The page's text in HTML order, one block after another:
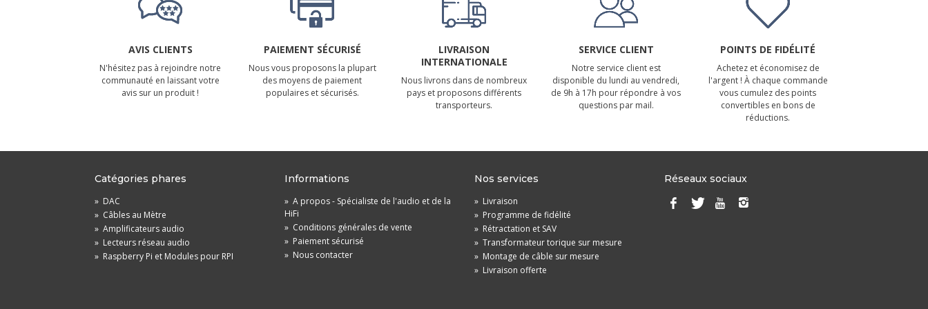
AVIS CLIENTS
N'hésitez pas à rejoindre notre
communauté en laissant votre
avis sur un produit !
PAIEMENT SÉCURISÉ
Nous vous proposons la plupart
des moyens de paiement
populaires et sécurisés.
LIVRAISON
INTERNATIONALE
Nous livrons dans de nombreux
pays et proposons différents
transporteurs.
SERVICE CLIENT
Notre service client est
disponible du lundi au vendredi,
de 9h à 17h pour répondre à vos
questions par mail.
POINTS DE FIDÉLITÉ
Achetez et économisez de
l'argent ! À chaque commande
vous cumulez des points
convertibles en bons de
réductions.
Catégories phares
» DAC
» Câbles au Mètre
» Amplificateurs audio
» Lecteurs réseau audio
» Raspberry Pi et Modules pour RPI
Informations
» A propos - Spécialiste de l'audio et de la
HiFi
» Conditions générales de vente
» Paiement sécurisé
» Nous contacter
Nos services
» Livraison
» Programme de fidélité
» Rétractation et SAV
» Transformateur torique sur mesure
» Montage de câble sur mesure
» Livraison offerte
Réseaux sociaux